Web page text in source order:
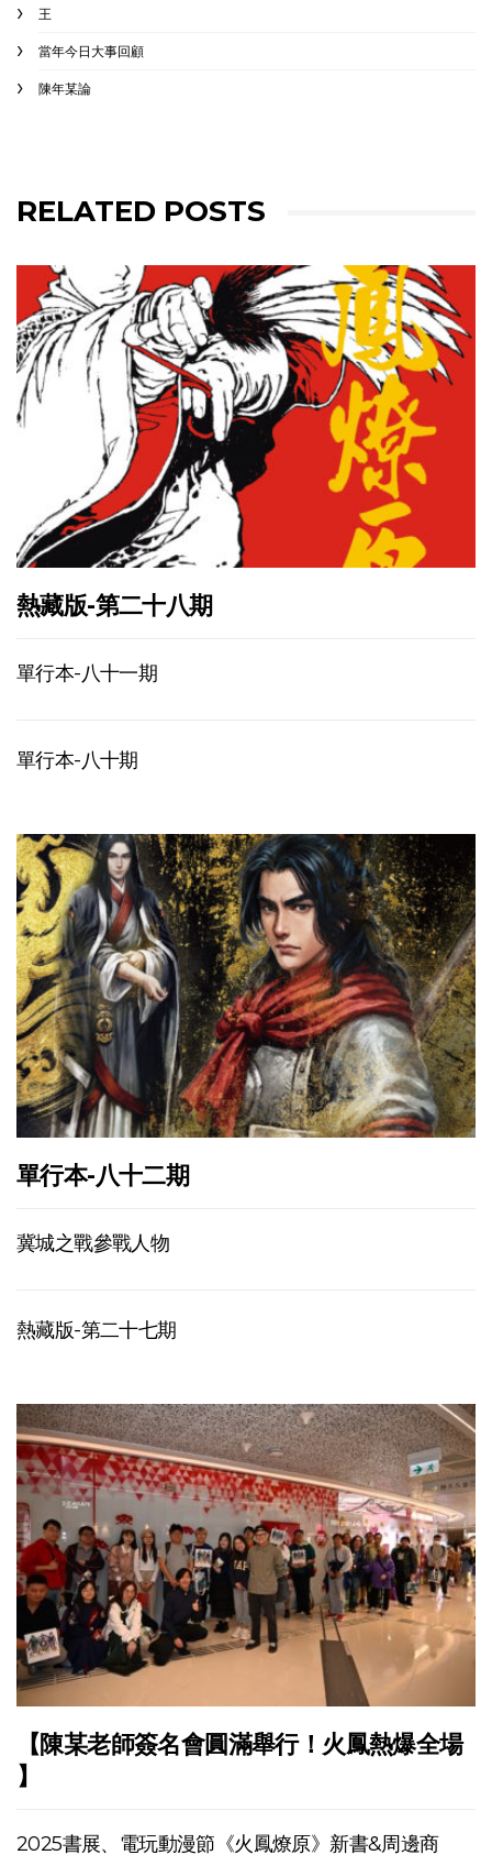
王
當年今日大事回顧
陳年某論
RELATED POSTS
熱藏版-第二十八期
單行本-八十一期
單行本-八十期
單行本-八十二期
冀城之戰參戰人物
熱藏版-第二十七期
【陳某老師簽名會圓滿舉行！火鳳熱爆全場
】
2025書展、電玩動漫節《火鳳燎原》新書&周邊商